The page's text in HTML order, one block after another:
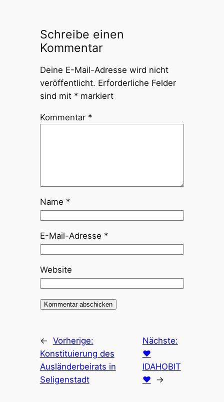
Schreibe einen
Kommentar
Deine E-Mail-Adresse wird nicht
veröffentlicht. Erforderliche Felder
sind mit *markiert
Kommentar *
Name *
E-Mail-Adresse *
Website
← Vorherige:
Konstituierung des
Ausländerbeirats in
Seligenstadt
Nächste:
❤️
IDAHOBIT
❤️
→